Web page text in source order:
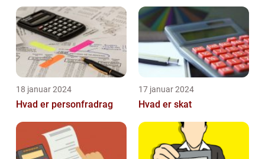
18 januar 2024
Hvad er personfradrag
17 januar 2024
Hvad er skat